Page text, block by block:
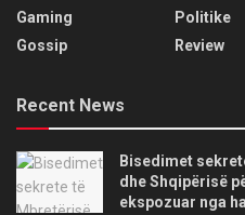
Gaming
Gossip
Politike
Review
Recent News
Bisedimet
dhe Shqipërisë
ekspozuar nga